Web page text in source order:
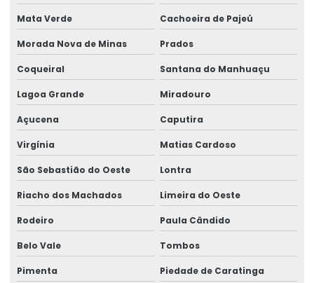
Mata Verde Cachoeira de Pajeú
Morada Nova de Minas Prados
Coqueiral Santana do Manhuaçu
Lagoa Grande Miradouro
Açucena Caputira
Virgínia Matias Cardoso
São Sebastião do Oeste Lontra
Riacho dos Machados Limeira do Oeste
Rodeiro Paula Cândido
Belo Vale Tombos
Pimenta Piedade de Caratinga